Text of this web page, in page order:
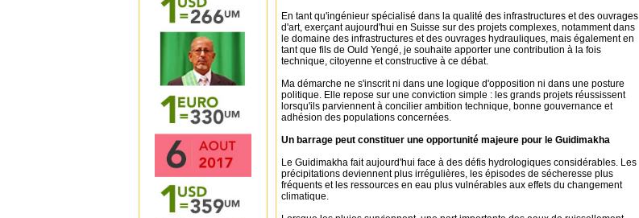
En tant qu'ingénieur spécialisé dans la qualité des infrastructures et des ouvrages
d'art, exerçant aujourd'hui en Suisse sur des projets complexes, notamment dans
le domaine des infrastructures et des ouvrages hydrauliques, mais également en
tant que fils de Ould Yengé, je souhaite apporter une contribution à la fois
technique, citoyenne et constructive à ce débat.
Ma démarche ne s'inscrit ni dans une logique d'opposition ni dans une posture
politique. Elle repose sur une conviction simple : les grands projets réussissent
lorsqu'ils parviennent à concilier ambition technique, bonne gouvernance et
adhésion des populations concernées.
Un barrage peut constituer une opportunité majeure pour le Guidimakha
Le Guidimakha fait aujourd'hui face à des défis hydrologiques considérables. Les
précipitations deviennent plus irrégulières, les épisodes de sécheresse plus
fréquents et les ressources en eau plus vulnérables aux effets du changement
climatique.